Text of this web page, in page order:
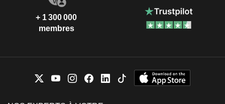
+ 1 300 000
membres